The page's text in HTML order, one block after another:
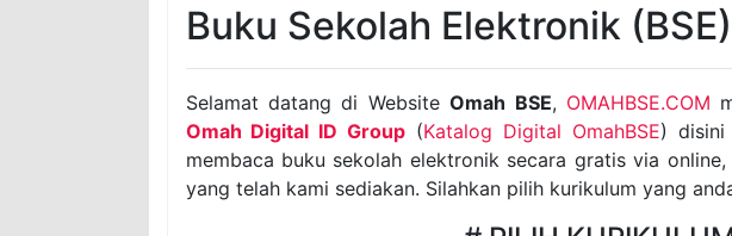
Buku Sekolah Elektronik (BSE)
Selamat datang di WebsiteOmah BSE, OMAHBSE.COM
Omah Digital ID Group (Katalog Digital OmahBSE) disini
membaca buku sekolah elektronik secara gratis via
yang telah kami sediakan. Silahkan pilih kurikulum yang